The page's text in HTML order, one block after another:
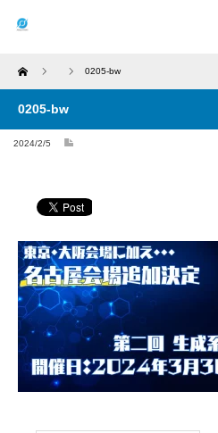
Home 0205-bw
0205-bw
2024/2/5